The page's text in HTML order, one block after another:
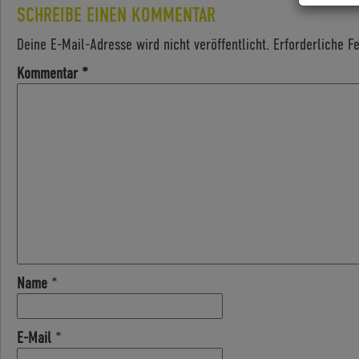
SCHREIBE EINEN KOMMENTAR
Deine E-Mail-Adresse wird nicht veröffentlicht. Erforderliche
Kommentar *
Name *
E-Mail *